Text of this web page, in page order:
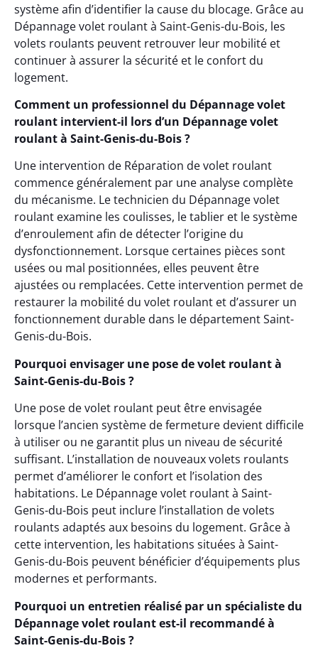
système afin d’identifier la cause du blocage. Grâce au
Dépannage volet roulant à Saint-Genis-du-Bois, les
volets roulants peuvent retrouver leur mobilité et
continuer à assurer la sécurité et le confort du
logement.
Comment un professionnel du Dépannage volet
roulant intervient-il lors d’un Dépannage volet
roulant à Saint-Genis-du-Bois ?
Une intervention de Réparation de volet roulant
commence généralement par une analyse complète
du mécanisme. Le technicien du Dépannage volet
roulant examine les coulisses, le tablier et le système
d’enroulement afin de détecter l’origine du
dysfonctionnement. Lorsque certaines pièces sont
usées ou mal positionnées, elles peuvent être
ajustées ou remplacées. Cette intervention permet de
restaurer la mobilité du volet roulant et d’assurer un
fonctionnement durable dans le département Saint-
Genis-du-Bois.
Pourquoi envisager une pose de volet roulant à
Saint-Genis-du-Bois ?
Une pose de volet roulant peut être envisagée
lorsque l’ancien système de fermeture devient difficile
à utiliser ou ne garantit plus un niveau de sécurité
suffisant. L’installation de nouveaux volets roulants
permet d’améliorer le confort et l’isolation des
habitations. Le Dépannage volet roulant à Saint-
Genis-du-Bois peut inclure l’installation de volets
roulants adaptés aux besoins du logement. Grâce à
cette intervention, les habitations situées à Saint-
Genis-du-Bois peuvent bénéficier d’équipements plus
modernes et performants.
Pourquoi un entretien réalisé par un spécialiste du
Dépannage volet roulant est-il recommandé à
Saint-Genis-du-Bois ?